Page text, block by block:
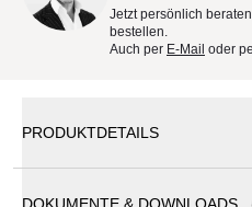
Jetzt persönlich
bestellen.
Auch per E-Mail oder
PRODUKTDETAILS
DOKUMENTE & DOWNLOADS